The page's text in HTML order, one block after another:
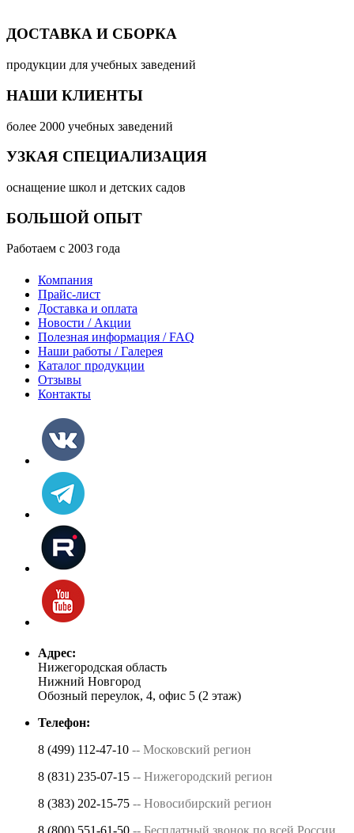
ДОСТАВКА И СБОРКА
продукции для учебных заведений
НАШИ КЛИЕНТЫ
более 2000 учебных заведений
УЗКАЯ СПЕЦИАЛИЗАЦИЯ
оснащение школ и детских садов
БОЛЬШОЙ ОПЫТ
Работаем с 2003 года
Компания
Прайс-лист
Доставка и оплата
Новости / Акции
Полезная информация / FAQ
Наши работы / Галерея
Каталог продукции
Отзывы
Контакты
Адрес:
Нижегородская область
Нижний Новгород
Обозный переулок, 4, офис 5 (2 этаж)
Телефон:
8 (499) 112-47-10 -- Московский регион
8 (831) 235-07-15 -- Нижегородский регион
8 (383) 202-15-75 -- Новосибирский регион
8 (800) 551-61-50 -- Бесплатный звонок по всей России